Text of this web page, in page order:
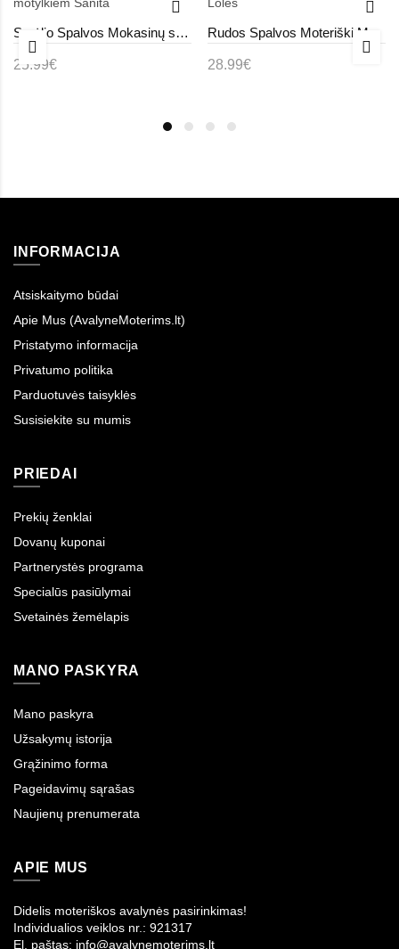
Smėlio Spalvos Mokasinų stiliaus Lakuoti Su cyrkoniowym motylkiem Sanita
25.99€ 28.99€
INFORMACIJA
Atsiskaitymo būdai
Apie Mus (AvalyneMoterims.lt)
Pristatymo informacija
Privatumo politika
Parduotuvės taisyklės
Susisiekite su mumis
PRIEDAI
Prekių ženklai
Dovanų kuponai
Partnerystės programa
Specialūs pasiūlymai
Svetainės žemėlapis
MANO PASKYRA
Mano paskyra
Užsakymų istorija
Grąžinimo forma
Pageidavimų sąrašas
Naujienų prenumerata
APIE MUS
Didelis moteriškos avalynės pasirinkimas!
Individualios veiklos nr.: 921317
El. paštas: info@avalynemoterims.lt